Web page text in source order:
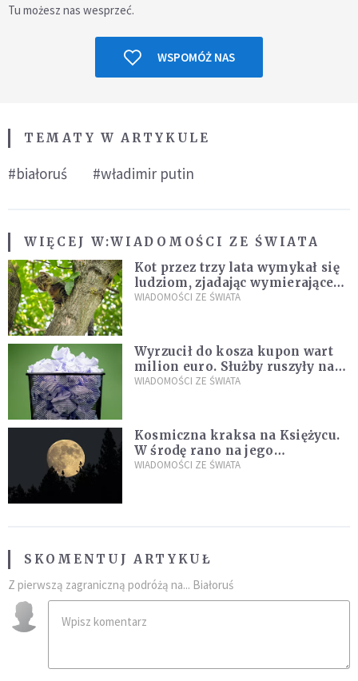
Tu możesz nas wesprzeć.
WSPOMÓŻ NAS
TEMATY W ARTYKULE
#białoruś #władimir putin
WIĘCEJ W:WIADOMOŚCI ZE ŚWIATA
Kot przez trzy lata wymykał się
ludziom, zjadając wymierające
kaczki. W końcu popełnił
WIADOMOŚCI ZE ŚWIATA
Wyrzucił do kosza kupon wart
milion euro. Służby ruszyły na
poszukiwania
WIADOMOŚCI ZE ŚWIATA
Kosmiczna kraksa na Księżycu.
W środę rano na jego
powierzchni dojdzie do
WIADOMOŚCI ZE ŚWIATA
SKOMENTUJ ARTYKUŁ
Z pierwszą zagraniczną podróżą na... Białoruś